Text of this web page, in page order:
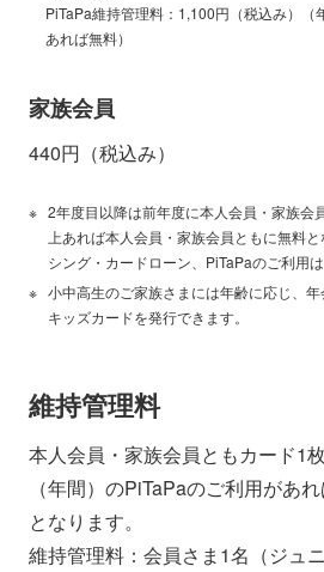
PiTaPa維持管理料：1,100円（税込み）（
あれば無料）
家族会員
440円（税込み）
2年度目以降は前年度に本人会員・家族会
上あれば本人会員・家族会員ともに無料
シング・カードローン、PiTaPaのご利用は
小中高生のご家族さまには年齢に応じ、
キッズカードを発行できます。
維持管理料
本人会員・家族会員ともカード1
（年間）のPiTaPaのご利用があ
となります。
維持管理料：会員さま1名（ジュ